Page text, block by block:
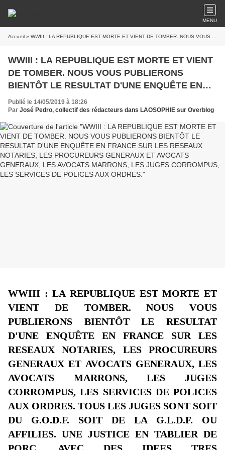
MENU
Accueil » WWIII : LA REPUBLIQUE EST MORTE ET VIENT DE TOMBER. NOUS VOUS PUBLIERONS BIENTÔT LE RESULTAT D'UNE ENQUÊTE EN FRANCE SUR LES RESEAUX NOTARIES, LES PROCUREURS GENERAUX ET AVOCATS GENERAUX, LES AVOCATS MARRONS, LES JUGES CORROMPUS, LES SERVICES DE POLICES AUX ORDRES.
WWIII : LA REPUBLIQUE EST MORTE ET VIENT
DE TOMBER. NOUS VOUS PUBLIERONS
BIENTÔT LE RESULTAT D'UNE ENQUÊTE EN
FRANCE SUR LES RESEAUX NOTARIES, LES
PROCUREURS GENERAUX ET AVOCATS
GENERAUX, LES AVOCATS MARRONS, LES
JUGES CORROMPUS, LES SERVICES DE
POLICES AUX ORDRES.
Publié le 14/05/2019 à 18:26
Par José Pedro, collectif des rédacteurs dans LAOSOPHIE sur Overblog
WWIII : LA REPUBLIQUE EST MORTE ET
VIENT DE TOMBER.
NOUS VOUS
PUBLIERONS BIENTÔT LE RESULTAT
D'UNE ENQUÊTE EN FRANCE SUR LES
RESEAUX NOTARIES, LES PROCUREURS
GENERAUX ET AVOCATS GENERAUX, LES
AVOCATS MARRONS, LES JUGES
CORROMPUS, LES SERVICES DE POLICES
AUX ORDRES. TOUS LES JUGES SONT SOIT
DU G.O.D.F. SOIT DE LA G.L.D.F. OU
AFFILIES. UNE JUSTICE EN TABLIER DE